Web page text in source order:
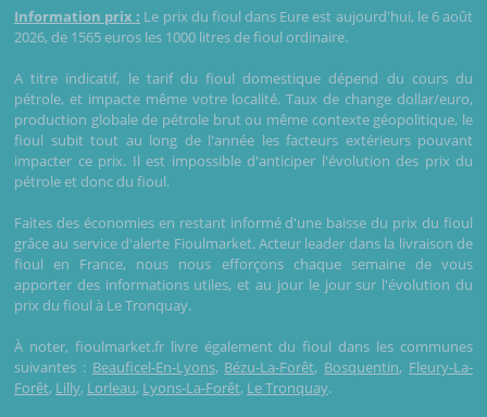
Information prix : Le prix du fioul dans Eure est aujourd'hui, le 6 août
2026, de 1565 euros les 1000 litres de fioul ordinaire.
A titre indicatif, le tarif du fioul domestique dépend du cours du
pétrole, et impacte même votre localité. Taux de change dollar/euro,
production globale de pétrole brut ou même contexte géopolitique, le
fioul subit tout au long de l'année les facteurs extérieurs pouvant
impacter ce prix. Il est impossible d'anticiper l'évolution des prix du
pétrole et donc du fioul.
Faites des économies en restant informé d'une baisse du prix du fioul
grâce au service d'alerte Fioulmarket. Acteur leader dans la livraison de
fioul en France, nous nous efforçons chaque semaine de vous
apporter des informations utiles, et au jour le jour sur l'évolution du
prix du fioul à Le Tronquay.
À noter, fioulmarket.fr livre également du fioul dans les communes
suivantes : Beauficel-En-Lyons, Bézu-La-Forêt, Bosquentin, Fleury-La-
Forêt, Lilly, Lorleau, Lyons-La-Forêt, Le Tronquay.